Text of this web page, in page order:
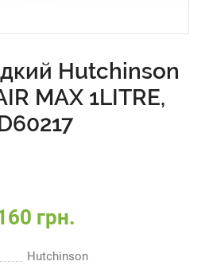
Hutchinson
MAX 1LITRE,
грн.
Hutchinson